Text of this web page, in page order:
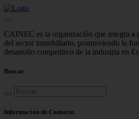
CAINEC es la organización que integra a
del sector inmobiliario, promoviendo la
desarrollo competitivo de la industria en
Buscar
Información de Contacto